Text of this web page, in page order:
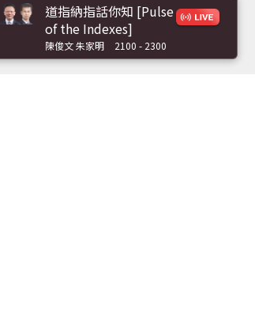
道指納指話你知 [Pulse
of the Indexes]
陳俊文 朱家明 2100 - 2300